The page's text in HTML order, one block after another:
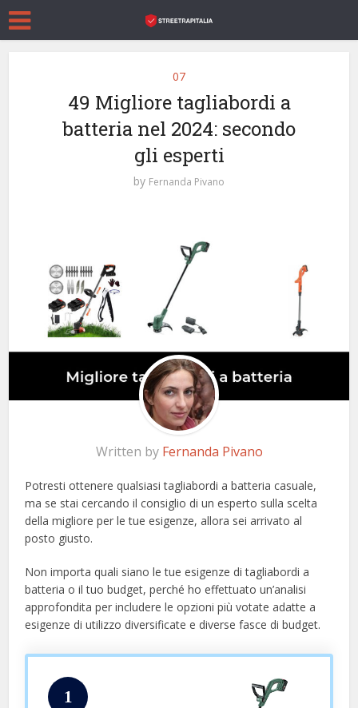
07
49 Migliore tagliabordi a
batteria nel 2024: secondo
gli esperti
by Fernanda Pivano
Written by Fernanda Pivano
Potresti ottenere qualsiasi tagliabordi a batteria casuale,
ma se stai cercando il consiglio di un esperto sulla scelta
della migliore per le tue esigenze, allora sei arrivato al
posto giusto.
Non importa quali siano le tue esigenze di tagliabordi a
batteria o il tuo budget, perché ho effettuato un’analisi
approfondita per includere le opzioni più votate adatte a
esigenze di utilizzo diversificate e diverse fasce di budget.
1